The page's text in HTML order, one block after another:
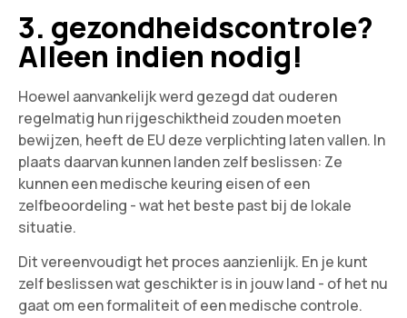
3. gezondheidscontrole?
Alleen indien nodig!
Hoewel aanvankelijk werd gezegd dat ouderen
regelmatig hun rijgeschiktheid zouden moeten
bewijzen, heeft de EU deze verplichting laten vallen. In
plaats daarvan kunnen landen zelf beslissen: Ze
kunnen een medische keuring eisen of een
zelfbeoordeling - wat het beste past bij de lokale
situatie.
Dit vereenvoudigt het proces aanzienlijk. En je kunt
zelf beslissen wat geschikter is in jouw land - of het nu
gaat om een formaliteit of een medische controle.